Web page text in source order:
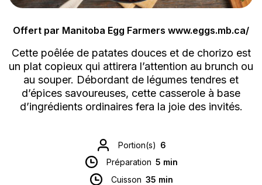
Offert par Manitoba Egg Farmers www.eggs.mb.ca/
Cette poêlée de patates douces et de chorizo est
un plat copieux qui attirera l’attention au brunch ou
au souper. Débordant de légumes tendres et
d’épices savoureuses, cette casserole à base
d’ingrédients ordinaires fera la joie des invités.
Portion(s) 6
Préparation 5 min
Cuisson 35 min